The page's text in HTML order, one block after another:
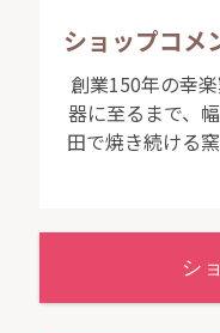
ショップコメ
創業150年の幸
器に至るまで、
田で焼き続ける